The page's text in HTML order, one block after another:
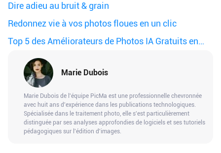
Dire adieu au bruit & grain
Redonnez vie à vos photos floues en un clic
Top 5 des Améliorateurs de Photos IA Gratuits en
Marie Dubois
Marie Dubois de l'équipe PicMa est une professionnelle chevronnée
avec huit ans d'expérience dans les publications technologiques.
Spécialisée dans le traitement photo, elle s'est particulièrement
distinguée par ses analyses approfondies de logiciels et ses tutoriels
pédagogiques sur l'édition d'images.